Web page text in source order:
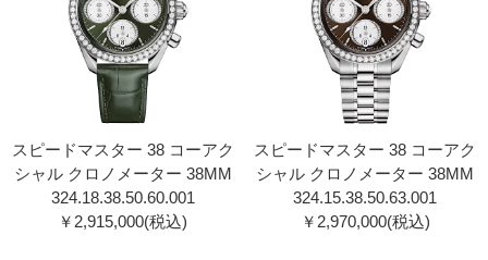
スピードマスター 38 コーアク
シャル クロノメーター 38MM
324.18.38.50.60.00 1
￥2,915,000(税込)
スピードマスター 38 コーアク
シャル クロノメーター 38MM
324.15.38.50.63.00 1
￥2,970,000(税込)